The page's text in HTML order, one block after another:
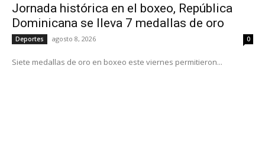
Jornada histórica en el boxeo, República
Dominicana se lleva 7 medallas de oro
Deportes agosto 8, 2026 0
Siete medallas de oro en boxeo este viernes permitieron...